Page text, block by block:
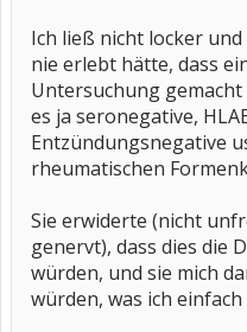
Ich ließ nicht locker
nie erlebt hätte, dass
Untersuchung
es ja seronegative,
Entzündungsnegative
rheumatischen
Sie erwiderte (nicht
genervt), dass dies die
würden, und sie mich
würden, was ich